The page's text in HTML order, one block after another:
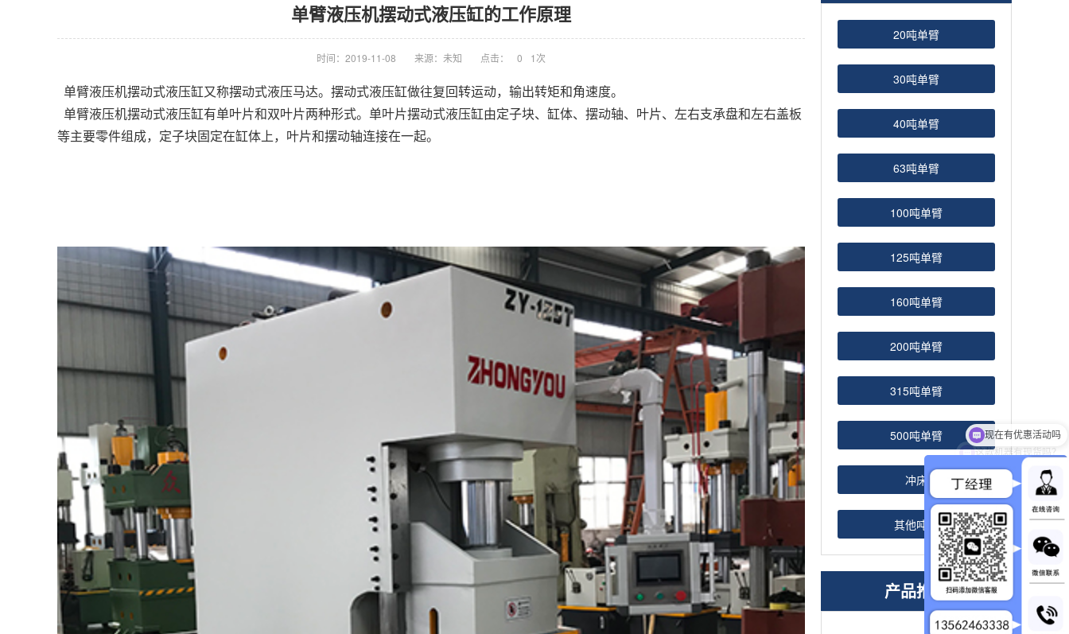
20吨单臂
30吨单臂
40吨单臂
63吨单臂
100吨单臂
125吨单臂
160吨单臂
200吨单臂
315吨单臂
500吨单臂
冲床
其他吨位
产品推荐
单臂液压机摆动式液压缸的工作原理
时间：2019-11-08 来源：未知 点击： 0 1次
单臂液压机摆动式液压缸又称摆动式液压马达。摆动式液压缸做往复回转运动，输出转矩和角速度。
单臂液压机摆动式液压缸有单叶片和双叶片两种形式。单叶片摆动式液压缸由定子块、缸体、摆动轴、叶片、左右支承盘和左右盖板
等主要零件组成，定子块固定在缸体上，叶片和摆动轴连接在一起。
这款机器有现货吗？